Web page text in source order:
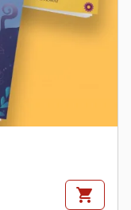
shopping_cart